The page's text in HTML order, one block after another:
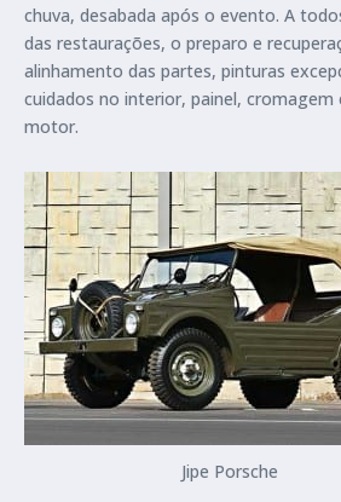
chuva, desabada após o evento. A
das restaurações, o preparo e
alinhamento das partes, pinturas
cuidados no interior, painel,
motor.
Jipe Porsche